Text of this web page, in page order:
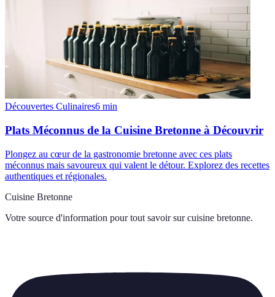
Découvertes Culinaires6 min
Plats Méconnus de la Cuisine Bretonne à Découvrir
Plongez au cœur de la gastronomie bretonne avec ces plats
méconnus mais savoureux qui valent le détour. Explorez des recettes
authentiques et régionales.
Cuisine Bretonne
Votre source d'information pour tout savoir sur cuisine bretonne.